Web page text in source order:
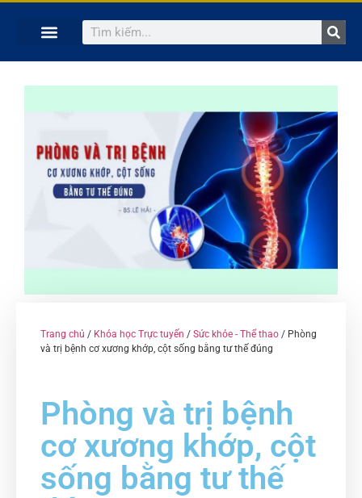
Trang chủ / Khóa học Trực tuyến / Sức khỏe - Thể thao / Phòng
và trị bệnh cơ xương khớp, cột sống bằng tư thế đúng
Phòng và trị bệnh
cơ xương khớp, cột
sống bằng tư thế